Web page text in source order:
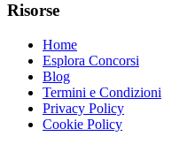
Risorse
Home
Esplora Concorsi
Blog
Termini e Condizioni
Privacy Policy
Cookie Policy